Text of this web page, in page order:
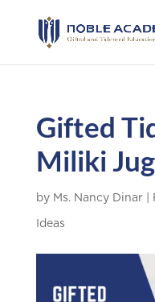
Gifted
Miliki
by Ms. Nancy Dinar|
Ideas